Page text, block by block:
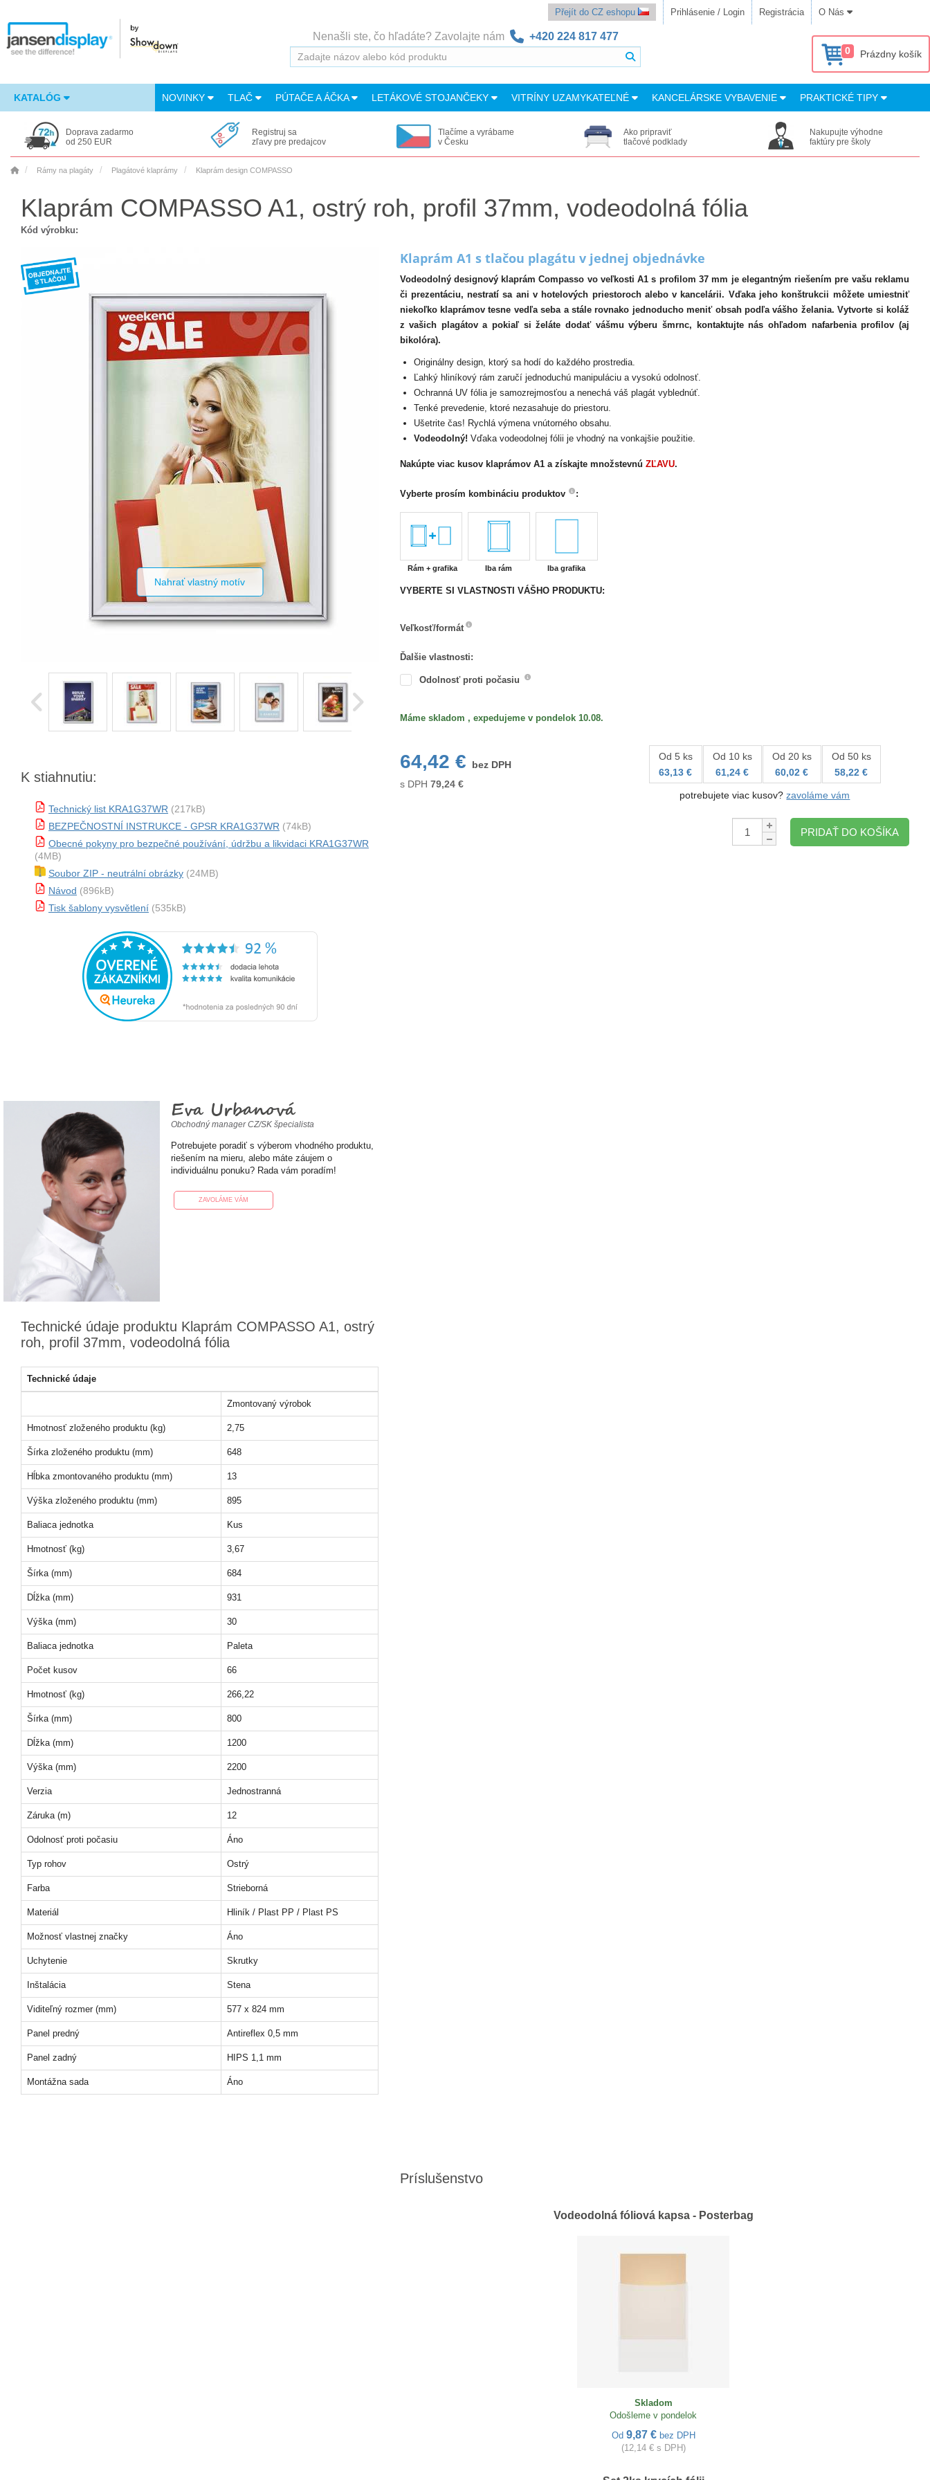
Přejít do CZ eshopu Prihlásenie / Login Registrácia O Nás
Nenašli ste, čo hľadáte? Zavolajte nám +420 224 817 477
0 Prázdny košík
KATALÓG NOVINKY TLAČ PÚTAČE A ÁČKA LETÁKOVÉ STOJANČEKY VITRÍNY UZAMYKATEĽNÉ KANCELÁRSKE VYBAVENIE PRAKTICKÉ TIPY
Doprava zadarmo
od 250 EUR
Registruj sa
zľavy pre predajcov
Tlačíme a vyrábame
v Česku
Ako pripraviť
tlačové podklady
Nakupujte výhodne
faktúry pre školy
Rámy na plagáty Plagátové klaprámy Klaprám design COMPASSO
Klaprám COMPASSO A1, ostrý roh, profil 37mm, vodeodolná fólia
Kód výrobku:
Nahrať vlastný motív
K stiahnutiu:
Technický list KRA1G37WR (217kB)
BEZPEČNOSTNÍ INSTRUKCE - GPSR KRA1G37WR (74kB)
Obecné pokyny pro bezpečné používání, údržbu a likvidaci KRA1G37WR
(4MB)
Soubor ZIP - neutrální obrázky (24MB)
Návod (896kB)
Tisk šablony vysvětlení (535kB)
Eva Urbanová
Obchodný manager CZ/SK špecialista
Potrebujete poradiť s výberom vhodného produktu,
riešením na mieru, alebo máte záujem o
individuálnu ponuku? Rada vám poradím!
ZAVOLÁME VÁM
Technické údaje produktu Klaprám COMPASSO A1, ostrý
roh, profil 37mm, vodeodolná fólia
Technické údaje
Zmontovaný výrobok
Hmotnosť zloženého produktu (kg) 2,75
Šírka zloženého produktu (mm) 648
Hĺbka zmontovaného produktu (mm) 13
Výška zloženého produktu (mm) 895
Baliaca jednotka Kus
Hmotnosť (kg) 3,67
Šírka (mm) 684
Dĺžka (mm) 931
Výška (mm) 30
Baliaca jednotka Paleta
Počet kusov 66
Hmotnosť (kg) 266,22
Šírka (mm) 800
Dĺžka (mm) 1200
Výška (mm) 2200
Verzia Jednostranná
Záruka (m) 12
Odolnosť proti počasiu Áno
Typ rohov Ostrý
Farba Strieborná
Materiál Hliník / Plast PP / Plast PS
Možnosť vlastnej značky Áno
Uchytenie Skrutky
Inštalácia Stena
Viditeľný rozmer (mm) 577 x 824 mm
Panel predný Antireflex 0,5 mm
Panel zadný HIPS 1,1 mm
Montážna sada Áno
Klaprám A1 s tlačou plagátu v jednej objednávke
Vodeodolný designový klaprám Compasso vo veľkosti A1 s profilom 37 mm je elegantným riešením pre vašu reklamu
či prezentáciu, nestratí sa ani v hotelových priestoroch alebo v kancelárii. Vďaka jeho konštrukcii môžete umiestniť
niekoľko klaprámov tesne vedľa seba a stále rovnako jednoducho meniť obsah podľa vášho želania. Vytvorte si koláž
z vašich plagátov a pokiaľ si želáte dodať vášmu výberu šmrnc, kontaktujte nás ohľadom nafarbenia profilov (aj
bikolóra).
Originálny design, ktorý sa hodí do každého prostredia.
Ľahký hliníkový rám zaručí jednoduchú manipuláciu a vysokú odolnosť.
Ochranná UV fólia je samozrejmosťou a nenechá váš plagát vyblednúť.
Tenké prevedenie, ktoré nezasahuje do priestoru.
Ušetrite čas! Rychlá výmena vnútorného obsahu.
Vodeodolný! Vďaka vodeodolnej fólii je vhodný na vonkajšie použitie.
Nakúpte viac kusov klaprámov A1 a získajte množstevnú ZĽAVU.
Vyberte prosím kombináciu produktov :
Rám + grafika Iba rám Iba grafika
VYBERTE SI VLASTNOSTI VÁŠHO PRODUKTU:
Veľkosť/formát
Ďalšie vlastnosti:
Odolnosť proti počasiu
Máme skladom , expedujeme v pondelok 10.08.
64,42 €
bez DPH
s DPH 79,24€
Od 5 ks
63,13 €
Od 10 ks
61,24 €
Od 20 ks
60,02 €
Od 50 ks
58,22 €
potrebujete viac kusov?zavoláme vám
Množstvo:
PRIDAŤ DO KOŠÍKA
Príslušenstvo
Vodeodolná fóliová kapsa - Posterbag
Skladom
Odošleme v pondelok
Od 9,87 € bez DPH
(12,14 € s DPH)